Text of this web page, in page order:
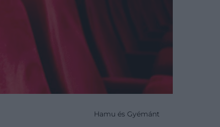
Hamu és Gyémánt